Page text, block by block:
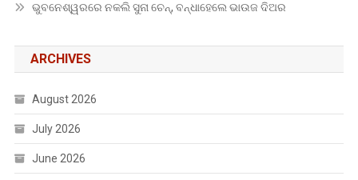
ଭୁବନେଶ୍ୱରରେ ନକଲି ସୁନା ଚେନ୍, ବନ୍ଧାହେଲେ ଭାଉଜ ଦିଅର
ARCHIVES
August 2026
July 2026
June 2026